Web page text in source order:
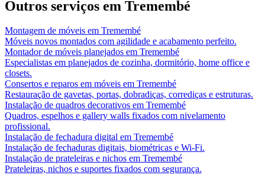
Outros serviços em Tremembé
Montagem de móveis em Tremembé
Móveis novos montados com agilidade e acabamento perfeito.
Montador de móveis planejados em Tremembé
Especialistas em planejados de cozinha, dormitório, home office e
closets.
Consertos e reparos em móveis em Tremembé
Restauração de gavetas, portas, dobradiças, corrediças e estruturas.
Instalação de quadros decorativos em Tremembé
Quadros, espelhos e gallery walls fixados com nivelamento
profissional.
Instalação de fechadura digital em Tremembé
Instalação de fechaduras digitais, biométricas e Wi-Fi.
Instalação de prateleiras e nichos em Tremembé
Prateleiras, nichos e suportes fixados com segurança.